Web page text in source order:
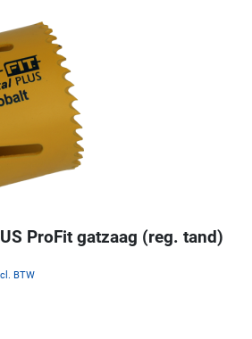
ProFit gatzaag (reg. tand)
BTW